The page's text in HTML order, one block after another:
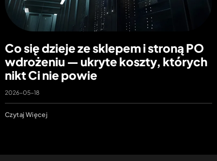
Co się dzieje ze sklepem i stroną PO
wdrożeniu — ukryte koszty, których
nikt Ci nie powie
2026-05-18
Czytaj Więcej